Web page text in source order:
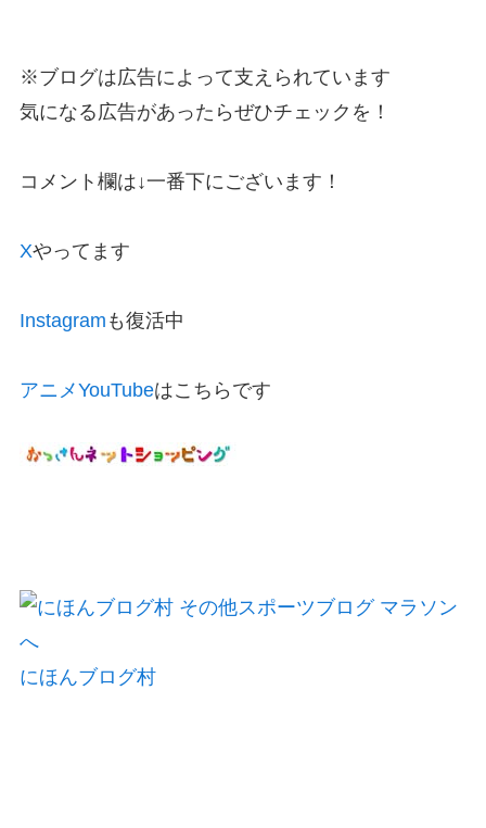
※ブログは広告によって支えられています
気になる広告があったらぜひチェックを！
コメント欄は↓一番下にございます！
Xやってます
Instagram も復活中
アニメYouTubeはこちらです
にほんブログ村